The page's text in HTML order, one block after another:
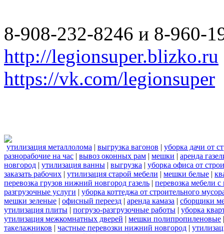
8-908-232-8246 и 8-960-
http://legionsuper.blizko.ru
https://vk.com/legionsuper
утилизация металлолома | выгрузка вагонов | уборка дачи от
разнорабочие на час | вывоз оконных рам | мешки | аренда
новгород | утилизация ванны | выгрузка | уборка офиса от
заказать рабочих | утилизация старой мебели | мешки белые |
перевозка грузов нижний новгород газель | перевозка мебели
разгрузочные услуги | уборка коттеджа от строительного
мешки зеленые | офисный переезд | аренда камаза | сборщики
утилизация плиты | погрузо-разгрузочные работы | уборка
утилизация межкомнатных дверей | мешки полипропиленовые
такелажников | частные перевозки нижний новгород |